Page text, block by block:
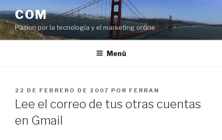
al
contenido
COM
Pasíon por la tecnología y el marketing online
Menú
PUBLICADO
EL
22 DE FEBRERO DE 2007 POR FERRAN
Lee el correo de tus otras cuentas
en Gmail